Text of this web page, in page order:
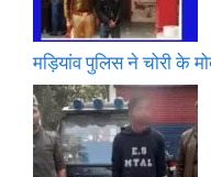
मड़ियांव पुलिस ने चोरी के